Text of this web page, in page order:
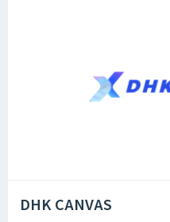
DHK CANVAS